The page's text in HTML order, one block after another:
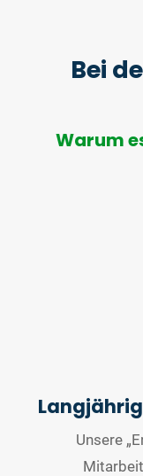
Bei
Warum
Unsere